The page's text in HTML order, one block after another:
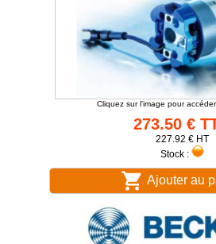
Cliquez sur l'image pour
273.50 €
227.92 € HT
Stock :
Ajouter au